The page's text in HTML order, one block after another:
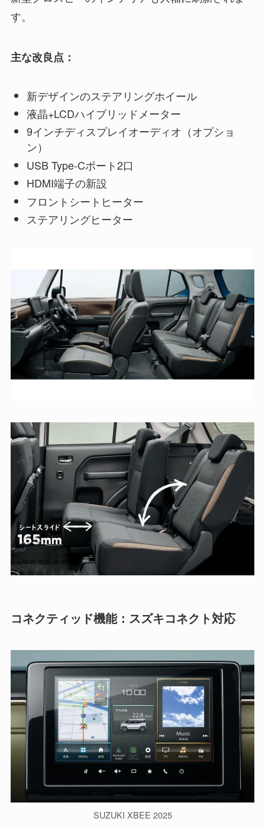
す。
主な改良点：
新デザインのステアリングホイール
液晶+LCDハイブリッドメーター
9インチディスプレイオーディオ（オプショ
ン）
USB Type-Cポート2口
HDMI端子の新設
フロントシートヒーター
ステアリングヒーター
コネクティッド機能：スズキコネクト対応
SUZUKI XBEE 2025